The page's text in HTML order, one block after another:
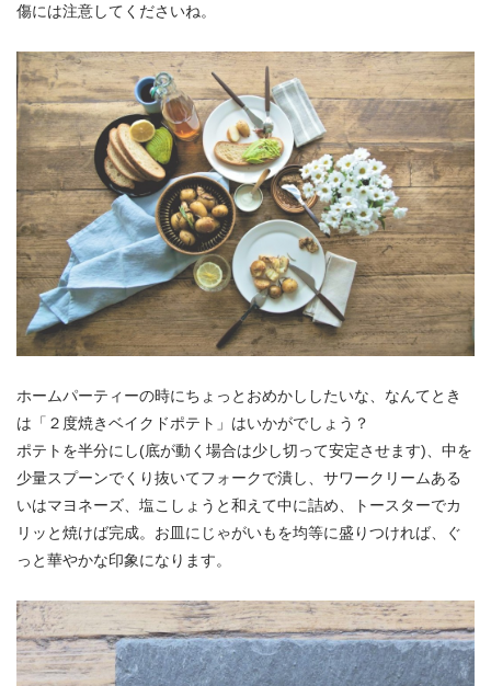
傷には注意してくださいね。
ホームパーティーの時にちょっとおめかししたいな、なんてとき
は「２度焼きベイクドポテト」はいかがでしょう？
ポテトを半分にし(底が動く場合は少し切って安定させます)、中を
少量スプーンでくり抜いてフォークで潰し、サワークリームある
いはマヨネーズ、塩こしょうと和えて中に詰め、トースターでカ
リッと焼けば完成。お皿にじゃがいもを均等に盛りつければ、ぐ
っと華やかな印象になります。